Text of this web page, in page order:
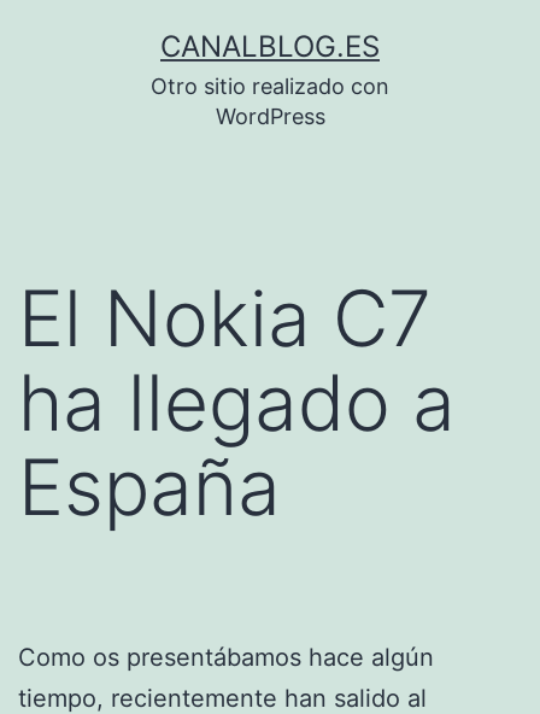
CANALBLOG.ES
Otro sitio realizado con
WordPress
El Nokia C7
ha llegado a
España
Como os presentábamos hace algún
tiempo, recientemente han salido al